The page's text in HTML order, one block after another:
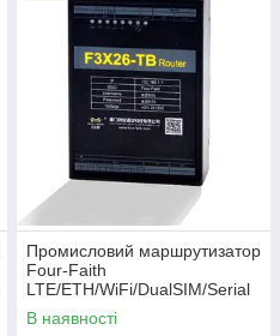
Промисловий маршрутизатор
Four-Faith
LTE/ETH/WiFi/DualSIM/Serial
(F3X26-TB-01-RS485)
В наявності